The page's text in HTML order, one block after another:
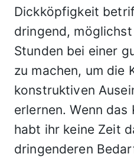
Dickköpfigkeit
dringend,
Stunden bei einer
zu machen, um die
konstruktiven
erlernen. Wenn
habt ihr keine Zeit
dringenderen